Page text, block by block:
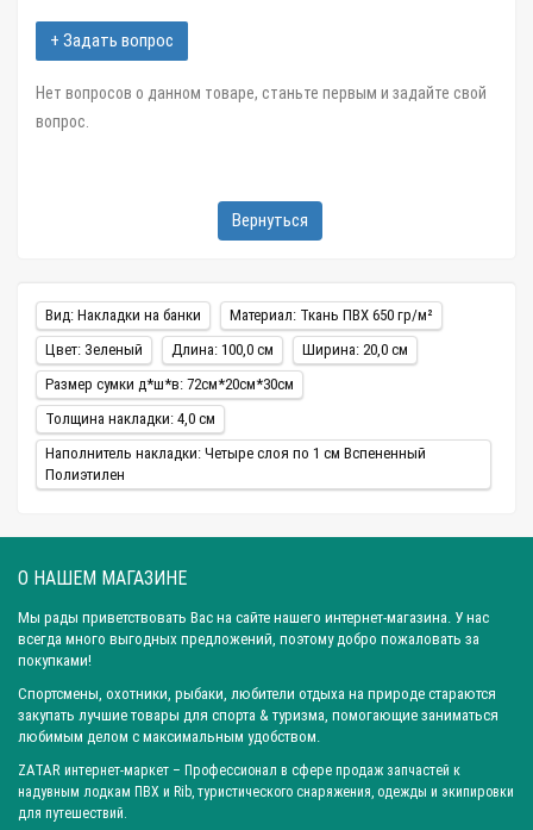
+ Задать вопрос
Нет вопросов о данном товаре, станьте первым и задайте свой
вопрос.
Вернуться
Вид: Накладки на банки
Материал: Ткань ПВХ 650 гр/м²
Цвет: Зеленый
Длина: 100,0 см
Ширина: 20,0 см
Размер сумки д*ш*в: 72см*20см*30см
Толщина накладки: 4,0 см
Наполнитель накладки: Четыре слоя по 1 см Вспененный
Полиэтилен
О НАШЕМ МАГАЗИНЕ
Мы рады приветствовать Вас на сайте нашего интернет-магазина. У нас
всегда много выгодных предложений, поэтому добро пожаловать за
покупками!
Спортсмены, охотники, рыбаки, любители отдыха на природе стараются
закупать лучшие товары для спорта & туризма, помогающие заниматься
любимым делом с максимальным удобством.
ZATAR интернет-маркет – Профессионал в сфере продаж запчастей к
надувным лодкам ПВХ и Rib, туристического снаряжения, одежды и экипировки
для путешествий.